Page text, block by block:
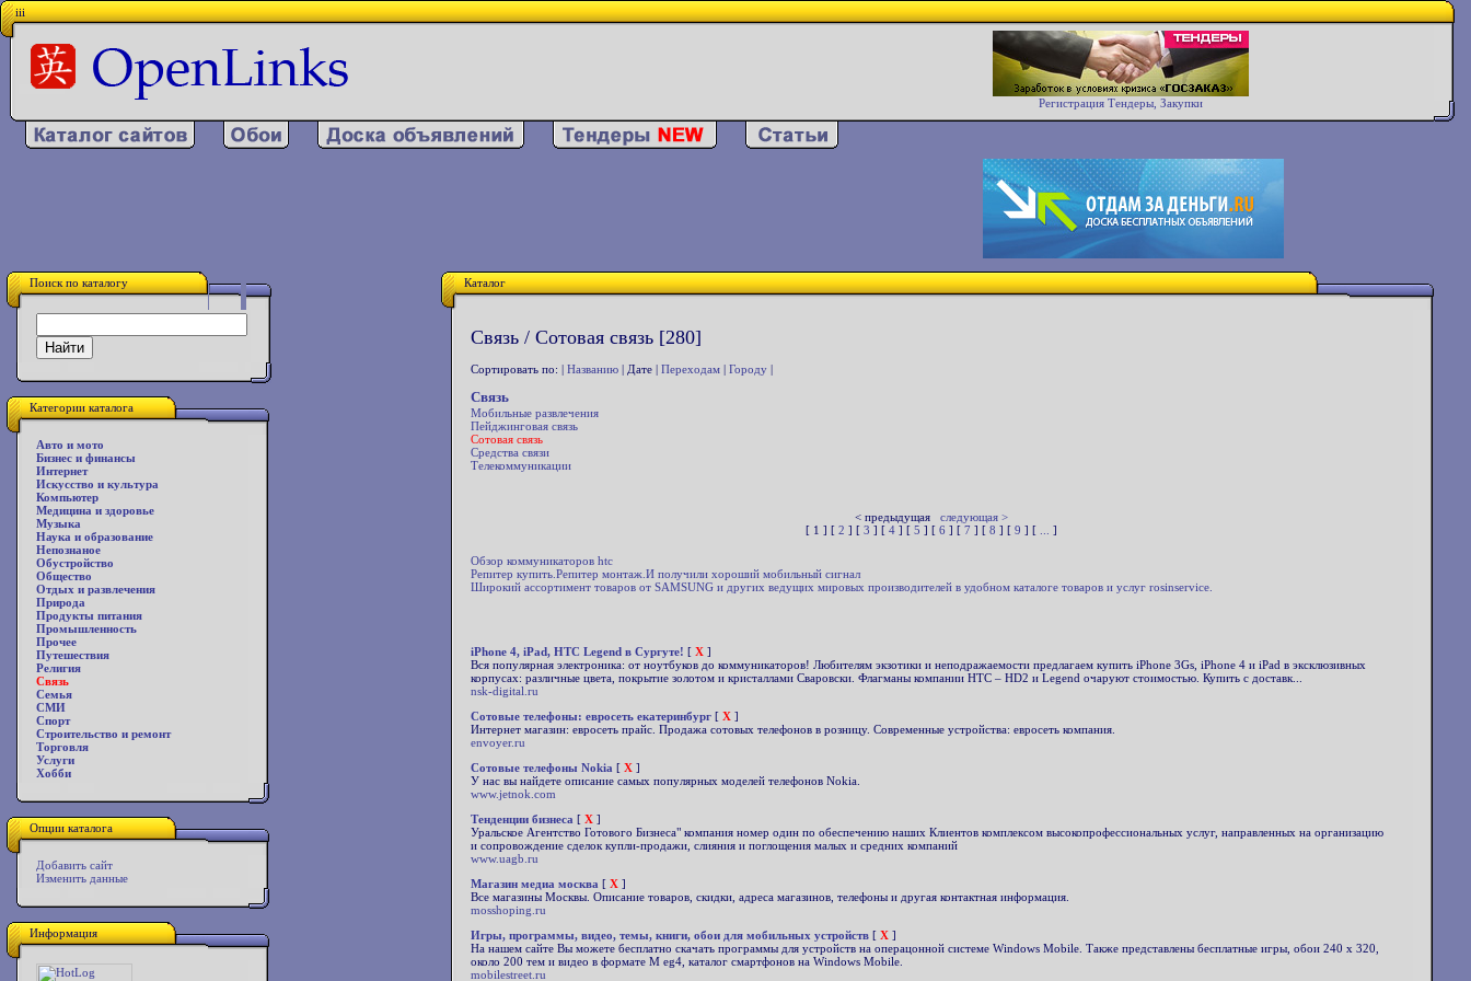
iii
Регистрация Тендеры, Закупки
Поиск по каталогу
Категории каталога
Авто и мото
Бизнес и финансы
Интернет
Искусство и культура
Компьютер
Медицина и здоровье
Музыка
Наука и образование
Непознаное
Обустройство
Общество
Отдых и развлечения
Природа
Продукты питания
Промышленность
Прочее
Путешествия
Религия
Связь
Семья
СМИ
Спорт
Строительство и ремонт
Торговля
Услуги
Хобби
Опции каталога
Добавить сайт
Изменить данные
Информация
Каталог
Связь / Сотовая связь [280]
Сортировать по: | Названию | Дате | Переходам | Городу |
Связь
Мобильные развлечения
Пейджинговая связь
Сотовая связь
Средства связи
Телекоммуникации
< предыдущая следующая >
[ 1 ] [2 ] [3 ] [4 ] [5 ] [6 ] [7 ] [8 ] [9 ] [... ]
Обзор коммуникаторов htc
Репитер купить.Репитер монтаж.И получили хороший мобильный сигнал
Широкий ассортимент товаров от SAMSUNG и других ведущих мировых производителей в удобном каталоге товаров и услуг rosinservice.
iPhone 4, iPad, HTC Legend в Сургуте! [ X ]
Вся популярная электроника: от ноутбуков до коммуникаторов! Любителям экзотики и неподражаемости предлагаем купить iPhone 3Gs, iPhone 4 и iPad в эксклюзивных
корпусах: различные цвета, покрытие золотом и кристаллами Сваровски. Флагманы компании HTC – HD2 и Legend очаруют стоимостью. Купить с доставк...
nsk-digital.ru
Сотовые телефоны: евросеть екатеринбург [ X ]
Интернет магазин: евросеть прайс. Продажа сотовых телефонов в розницу. Современные устройства: евросеть компания.
envoyer.ru
Сотовые телефоны Nokia [ X ]
У нас вы найдете описание самых популярных моделей телефонов Nokia.
www.jetnok.com
Тенденции бизнеса [ X ]
Уральское Агентство Готового Бизнеса" компания номер один по обеспечению наших Клиентов комплексом высокопрофессиональных услуг, направленных на организацию
и сопровождение сделок купли-продажи, слияния и поглощения малых и средних компаний
www.uagb.ru
Магазин медиа москва [ X ]
Все магазины Москвы. Описание товаров, скидки, адреса магазинов, телефоны и другая контактная информация.
mosshoping.ru
Игры, программы, видео, темы, книги, обои для мобильных устройств [ X ]
На нашем сайте Вы можете бесплатно скачать программы для устройств на операцонной системе Windows Mobile. Также представлены бесплатные игры, обои 240 x 320,
около 200 тем и видео в формате M eg4, каталог смартфонов на Windows Mobile.
mobilestreet.ru